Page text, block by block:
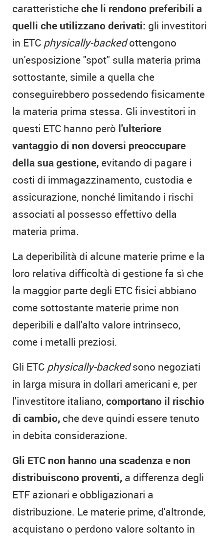
caratteristicheche li rendono preferibili a
quelli che utilizzano derivati: gli investitori
in ETC physically-backedottengono
un'esposizione "spot" sulla materia prima
sottostante, simile a quella che
conseguirebbero possedendo fisicamente
la materia prima stessa. Gli investitori in
questi ETC hanno però l'ulteriore
vantaggio di non doversi preoccupare
della sua gestione, evitando di pagare i
costi di immagazzinamento, custodia e
assicurazione, nonché limitando i rischi
associati al possesso effettivo della
materia prima.
La deperibilità di alcune materie prime e la
loro relativa difficoltà di gestione fa sì che
la maggior parte degli ETC fisici abbiano
come sottostante materie prime non
deperibili e dall'alto valore intrinseco,
come i metalli preziosi.
Gli ETC physically-backedsono negoziati
in larga misura in dollari americani e, per
l'investitore italiano,comportano il rischio
di cambio, che deve quindi essere tenuto
in debita considerazione.
Gli ETC non hanno una scadenza e non
distribuiscono proventi, a differenza degli
ETF azionari e obbligazionari a
distribuzione. Le materie prime, d'altronde,
acquistano o perdono valore soltanto in